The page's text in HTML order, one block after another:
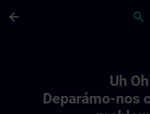
arrow_back search
Uh
Deparámo-nos